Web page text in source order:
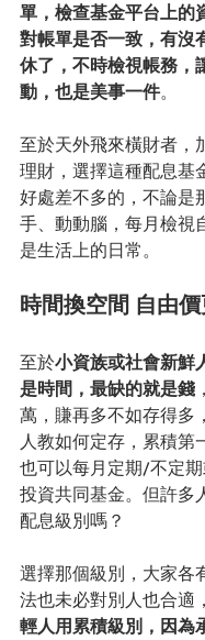
單，檢查基金平台上的
對帳單是否一致，有沒
休了，不時檢視帳務，
動，也是美事一件。
至於天外飛來橫財者，
理財，選擇這種配息基
好處差不多的，不論是
手、動動腦，每月檢視
是生活上的日常。
時間換空間 自由
至於小資族或社會新鮮
是時間，最缺的就是錢
萬，賺再多不如存得多
人教如何定存，累積第
也可以每月定期/不定
投資共同基金。但許多
配息級別嗎？
選擇那個級別，大家各
法也未必對別人也合適
輕人用累積級別，因為